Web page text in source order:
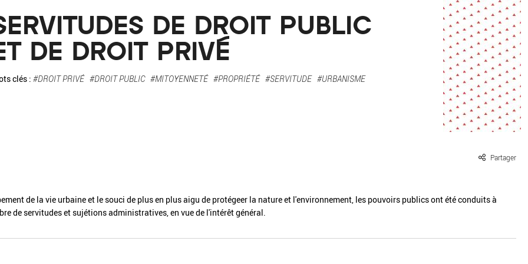
Fiche / Guide Livre Podcast
La pierre
La terre
Fermer la recherche avancée
DE DROIT PUBLIC
DE DROIT PRIVÉ
clés : #DROIT PRIVÉ #DROIT PUBLIC #MITOYENNETÉ #PROPRIÉTÉ #SERVITUDE #URBANISME
Partager
de la vie urbaine et le souci de plus en plus aigu de protégeer la nature et l'environnement, les pouvoirs publics ont été conduits à
de servitudes et sujétions administratives, en vue de l'intérêt général.